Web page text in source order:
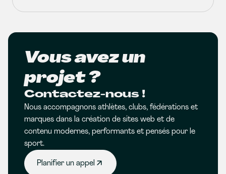
Vous avez un
projet ?
Contactez-nous !
Nous accompagnons athlètes, clubs, fédérations et
marques dans la création de sites web et de
contenu modernes, performants et pensés pour le
sport.
Planifier un appel